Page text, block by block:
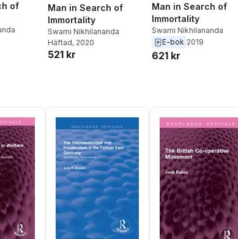
of
Man in Search of
Immortality
Swami Nikhilananda
Häftad, 2020
521 kr
Man in Search of
Immortality
Swami Nikhilananda
E-bok 2019
621 kr